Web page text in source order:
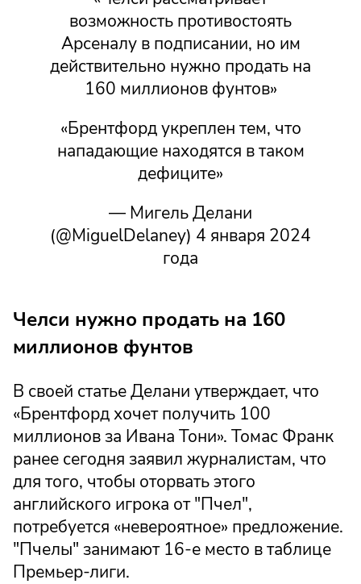
возможность противостоять
Арсеналу в подписании, но им
действительно нужно продать на
160 миллионов фунтов»
«Брентфорд укреплен тем, что
нападающие находятся в таком
дефиците»
— Мигель Делани
(@MiguelDelaney) 4 января 2024
года
Челси нужно продать на 160
миллионов фунтов
В своей статье Делани утверждает, что
«Брентфорд хочет получить 100
миллионов за Ивана Тони». Томас Франк
ранее сегодня заявил журналистам, что
для того, чтобы оторвать этого
английского игрока от "Пчел",
потребуется «невероятное» предложение.
"Пчелы" занимают 16-е место в таблице
Премьер-лиги.